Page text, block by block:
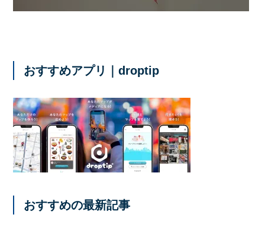
おすすめアプリ｜droptip
おすすめの最新記事